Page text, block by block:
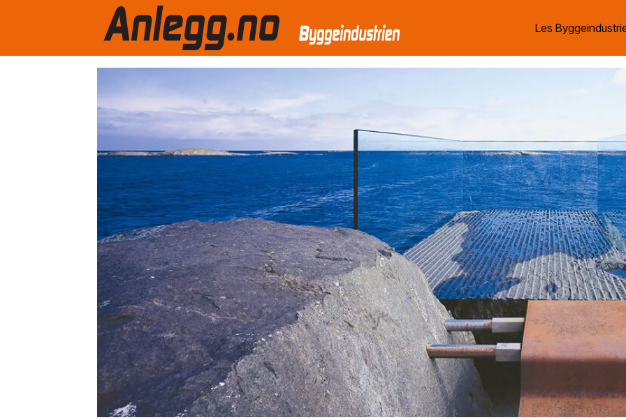
Les